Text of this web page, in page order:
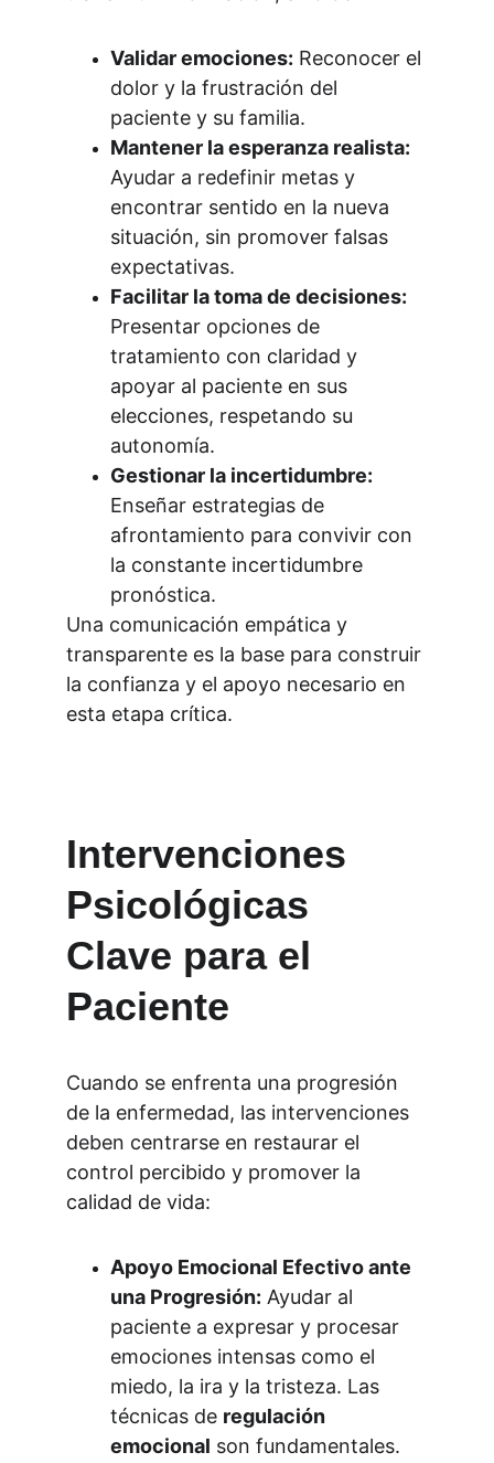
Validar emociones: Reconocer el
dolor y la frustración del
paciente y su familia.
Mantener la esperanza realista:
Ayudar a redefinir metas y
encontrar sentido en la nueva
situación, sin promover falsas
expectativas.
Facilitar la toma de decisiones:
Presentar opciones de
tratamiento con claridad y
apoyar al paciente en sus
elecciones, respetando su
autonomía.
Gestionar la incertidumbre:
Enseñar estrategias de
afrontamiento para convivir con
la constante incertidumbre
pronóstica.
Una comunicación empática y
transparente es la base para construir
la confianza y el apoyo necesario en
esta etapa crítica.
Intervenciones
Psicológicas
Clave para el
Paciente
Cuando se enfrenta una progresión
de la enfermedad, las intervenciones
deben centrarse en restaurar el
control percibido y promover la
calidad de vida:
Apoyo Emocional Efectivo ante
una Progresión: Ayudar al
paciente a expresar y procesar
emociones intensas como el
miedo, la ira y la tristeza. Las
técnicas de regulación
emocional son fundamentales.